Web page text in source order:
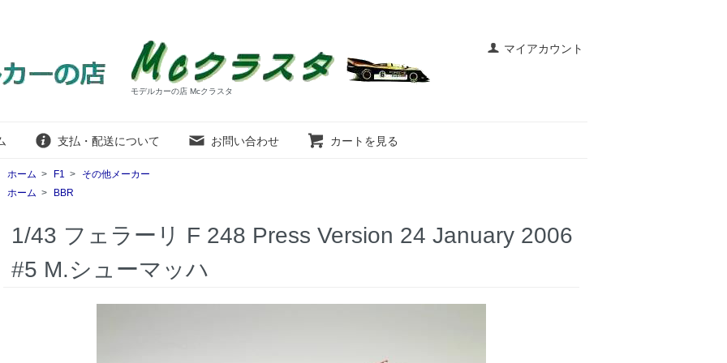
マイアカウント
モデルカーの店 Mcクラスタ
支払・配送について お問い合わせ カートを見る
ホーム > F1 >
その他メーカー
ホーム > BBR
1/43 フェラーリ F 248 Press Version 24 January 2006
#5 M.シューマッハ